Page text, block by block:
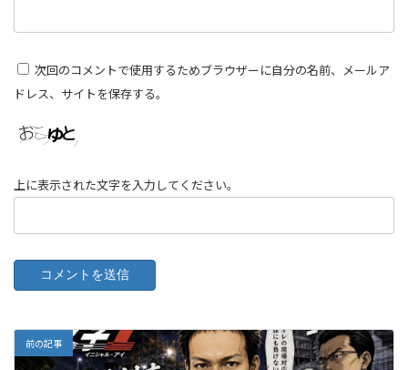
次回のコメントで使用するためブラウザーに自分の名前、メールア
ドレス、サイトを保存する。
上に表示された文字を入力してください。
前の記事